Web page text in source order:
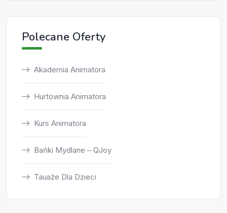
Polecane Oferty
Akademia Animatora
Hurtownia Animatora
Kurs Animatora
Bańki Mydlane – QJoy
Tauaże Dla Dzieci